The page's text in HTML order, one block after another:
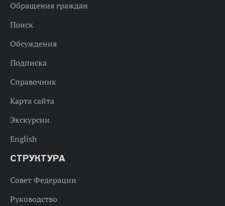
Обращения граждан
Поиск
Обсуждения
Подписка
Справочник
Карта сайта
Экскурсии
English
СТРУКТУРА
Совет Федерации
Руководство